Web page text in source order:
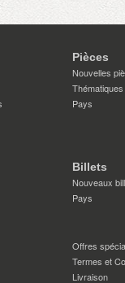
Pièces
Nouvelles
Pays
Billets
Nouveaux
Pays
Offres
Termes et
Livraison